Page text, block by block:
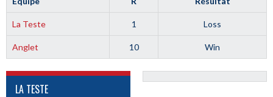
La Teste 1 Loss
Anglet 10 Win
LA TESTE